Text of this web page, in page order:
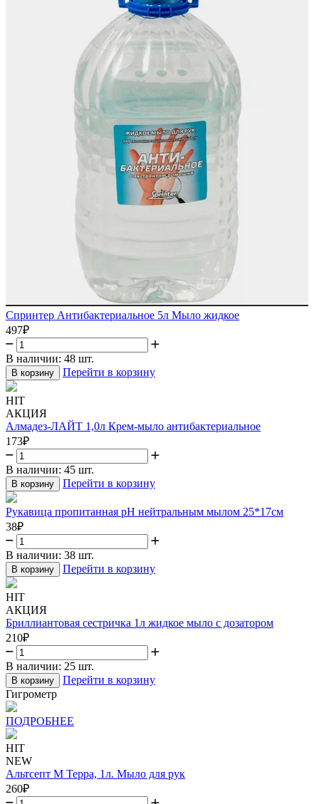
Спринтер Антибактериальное 5л Мыло жидкое
497₽
В наличии: 48 шт.
В корзину Перейти в корзину
HIT
АКЦИЯ
Алмадез-ЛАЙТ 1,0л Крем-мыло антибактериальное
173₽
В наличии: 45 шт.
В корзину Перейти в корзину
Рукавица пропитанная рН нейтральным мылом 25*17см
38₽
В наличии: 38 шт.
В корзину Перейти в корзину
HIT
АКЦИЯ
Бриллиантовая сестричка 1л жидкое мыло с дозатором
210₽
В наличии: 25 шт.
В корзину
Перейти в корзину
Гигрометр
ПОДРОБНЕЕ
HIT
NEW
Альтсепт М Терра, 1л. Мыло для рук
260₽